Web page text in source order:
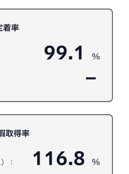
着率
99.1 %
－
取得率
： 116.8 %